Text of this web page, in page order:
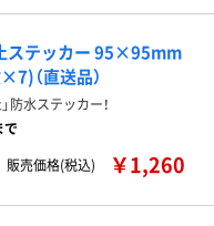
ステッカー 95×95mm
（直送品）
防水ステッカー！
で
販売価格(税込)
￥1,260